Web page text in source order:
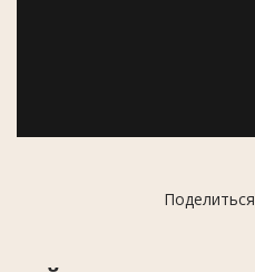
Поделиться